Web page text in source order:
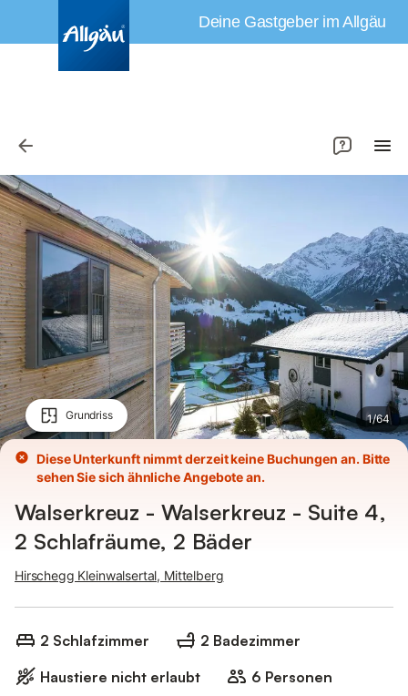
Grundriss 1/64
Ausstattung
Diese Unterkunft nimmt derzeit keine Buchungen an. Bitte
sehen Sie sich ähnliche Angebote an.
Walserkreuz - Walserkreuz - Suite 4,
2 Schlafräume, 2 Bäder
Hirschegg Kleinwalsertal, Mittelberg
2 Schlafzimmer
2 Badezimmer
Haustiere nicht erlaubt
6 Personen